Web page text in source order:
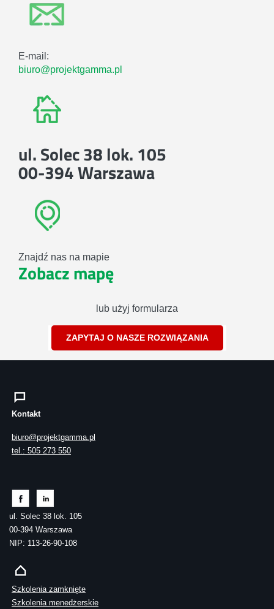
E-mail:
biuro@projektgamma.pl
ul. Solec 38 lok. 105
00-394 Warszawa
Znajdź nas na mapie
Zobacz mapę
lub użyj formularza
ZAPYTAJ O NASZE ROZWIĄZANIA
Kontakt
biuro@projektgamma.pl
tel.: 505 273 550
ul. Solec 38 lok. 105
00-394 Warszawa
NIP: 113-26-90-108
Szkolenia zamknięte
Szkolenia menedżerskie